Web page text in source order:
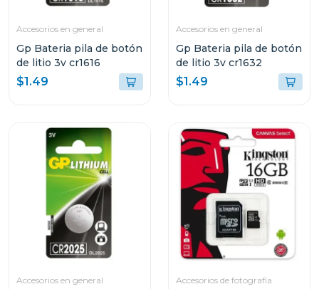
Accesorios en general
Gp Bateria pila de botón
de litio 3v cr1616
$1.49
Accesorios en general
Gp Bateria pila de botón
de litio 3v cr1632
$1.49
Accesorios en general Accesorios de fotografía